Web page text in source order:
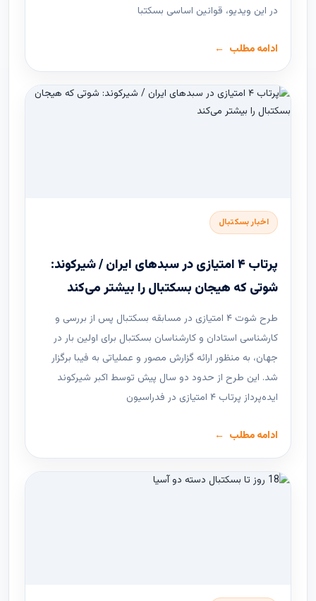
در این ویدیو، قوانین اساسی بسکتبا
ادامه مطلب
اخبار بسکتبال
پرتاب ۴ امتیازی در سبدهای ایران / شیرکوند:
شوتی که هیجان بسکتبال را بیشتر می‌کند
طرح شوت ۴ امتیازی در مسابقه بسکتبال پس از بررسی و
کارشناسی استادان و کارشناسان بسکتبال برای اولین بار در
جهان، به منظور ارائه گزارش مصور و عملیاتی به فیبا برگزار
شد. این طرح از حدود دو سال پیش توسط اکبر شیرکوند
ایده‌پرداز پرتاب ۴ امتیازی در فدراسیون
ادامه مطلب